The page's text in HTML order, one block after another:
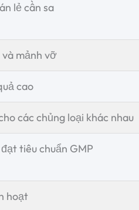
lẻ cần sa
mảnh vỡ
cao
các chủng loại khác nhau
tiêu chuẩn GMP
hoạt